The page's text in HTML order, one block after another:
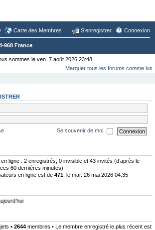
Carte des Membres Connexion
S’enregistrer
968 France
sommes le ven. 7 août 2026 23:48
Marquer tous les forums comme lus
Se souvenir de moi
ligne : 2 enregistrés, 0 invisible et 43 invités (d’après le
60 dernières minutes)
en ligne est de 471 , le mar. 26 mai 2026 04:35
• 2644 membres • Le membre enregistré le plus récent est